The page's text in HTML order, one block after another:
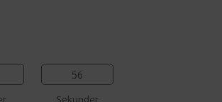
56
Sekunder